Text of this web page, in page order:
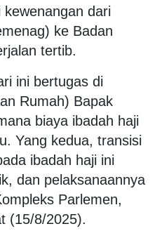
dari
ke Badan
tertib.
ini bertugas di
Rumah) Bapak
biaya ibadah haji
Yang kedua, transisi
ibadah haji ini
dan pelaksanaannya
Parlemen,
(15/8/2025).